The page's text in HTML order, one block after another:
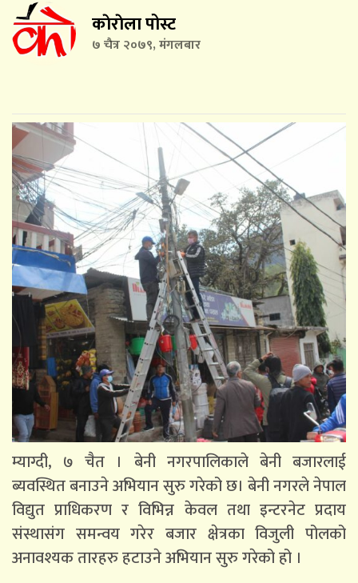
काेराेला पोस्ट
७ चैत्र २०७९, मंगलबार
म्याग्दी, ७ चैत । बेनी नगरपालिकाले बेनी बजारलाई
ब्यवस्थित बनाउने अभियान सुरु गरेको छ। बेनी नगरले नेपाल
विद्युत प्राधिकरण र विभिन्न केवल तथा इन्टरनेट प्रदाय
संस्थासंग समन्वय गरेर बजार क्षेत्रका विजुली पोलको
अनावश्यक तारहरु हटाउने अभियान सुरु गरेको हो ।